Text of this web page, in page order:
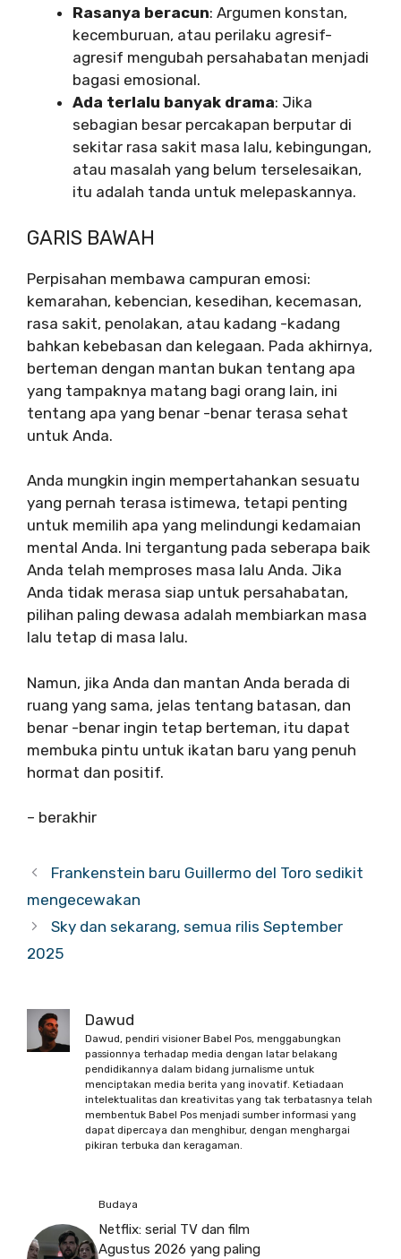
Rasanya beracun: Argumen konstan,
kecemburuan, atau perilaku agresif-
agresif mengubah persahabatan menjadi
bagasi emosional.
Ada terlalu banyak drama: Jika
sebagian besar percakapan berputar di
sekitar rasa sakit masa lalu, kebingungan,
atau masalah yang belum terselesaikan,
itu adalah tanda untuk melepaskannya.
GARIS BAWAH
Perpisahan membawa campuran emosi:
kemarahan, kebencian, kesedihan, kecemasan,
rasa sakit, penolakan, atau kadang -kadang
bahkan kebebasan dan kelegaan. Pada akhirnya,
berteman dengan mantan bukan tentang apa
yang tampaknya matang bagi orang lain, ini
tentang apa yang benar -benar terasa sehat
untuk Anda.
Anda mungkin ingin mempertahankan sesuatu
yang pernah terasa istimewa, tetapi penting
untuk memilih apa yang melindungi kedamaian
mental Anda. Ini tergantung pada seberapa baik
Anda telah memproses masa lalu Anda. Jika
Anda tidak merasa siap untuk persahabatan,
pilihan paling dewasa adalah membiarkan masa
lalu tetap di masa lalu.
Namun, jika Anda dan mantan Anda berada di
ruang yang sama, jelas tentang batasan, dan
benar -benar ingin tetap berteman, itu dapat
membuka pintu untuk ikatan baru yang penuh
hormat dan positif.
– berakhir
Frankenstein baru Guillermo del Toro sedikit
mengecewakan
Sky dan sekarang, semua rilis September
2025
Dawud
Dawud, pendiri visioner Babel Pos, menggabungkan
passionnya terhadap media dengan latar belakang
pendidikannya dalam bidang jurnalisme untuk
menciptakan media berita yang inovatif. Ketiadaan
intelektualitas dan kreativitas yang tak terbatasnya telah
membentuk Babel Pos menjadi sumber informasi yang
dapat dipercaya dan menghibur, dengan menghargai
pikiran terbuka dan keragaman.
Budaya
Netflix: serial TV dan film
Agustus 2026 yang paling